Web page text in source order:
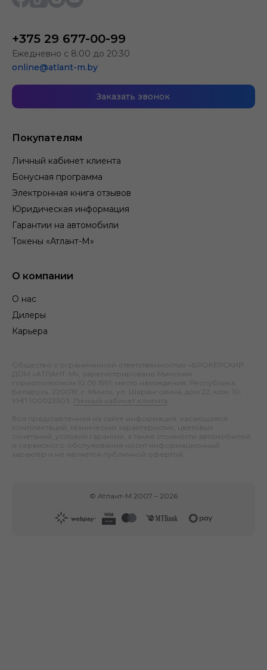
Покупателям
Личный кабинет клиента
Бонусная программа
Электронная книга отзывов
Юридическая информация
Гарантии на автомобили
Токены «Атлант-М»
О компании
О нас
Дилеры
Карьера
+375 29 677-00-99
Ежедневно с 8:00 до 20:30
online@atlant-m.by
Заказать звонок
Общество с ограниченной ответственностью «БРОКЕРСКИЙ
ДОМ «АТЛАНТ-М», зарегистрировано Минским
горисполкомом 10.09.1991; место нахождения: Республика
Беларусь, 220019, г. Минск, ул. Шаранговича, дом 22, ком. 10;
УНП 100023303.
Личный кабинет клиента
Вся представленная на сайте информация, касающаяся
комплектаций, технических характеристик, цветовых
сочетаний, условий гарантии, а также стоимости автомобилей
и сервисного обслуживания носит информационный
характер и не является публичной офертой.
© Атлант-М 2007 – 2026